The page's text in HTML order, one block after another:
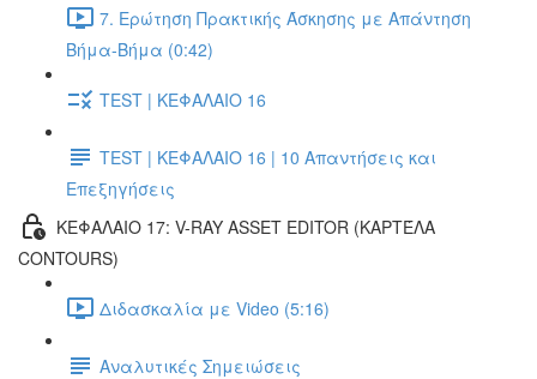
7. Ερώτηση Πρακτικής Άσκησης με Απάντηση
Βήμα-Βήμα (0:42)
TEST | ΚΕΦΑΛΑΙΟ 16
TEST | ΚΕΦΑΛΑΙΟ 16 | 10 Απαντήσεις και
Επεξηγήσεις
ΚΕΦΑΛΑΙΟ 17: V-RAY ASSET EDITOR (ΚΑΡΤΈΛΑ
CONTOURS)
Διδασκαλία με Video (5:16)
Αναλυτικές Σημειώσεις